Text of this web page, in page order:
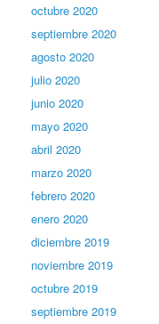
octubre 2020
septiembre 2020
agosto 2020
julio 2020
junio 2020
mayo 2020
abril 2020
marzo 2020
febrero 2020
enero 2020
diciembre 2019
noviembre 2019
octubre 2019
septiembre 2019